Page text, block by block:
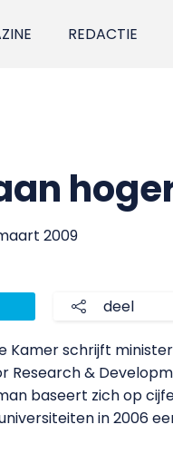
REDACTIE
2009
deel
Kamer schrijft
&
baseert zich op
in 2006